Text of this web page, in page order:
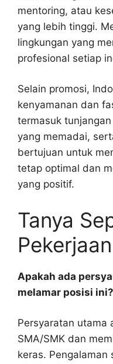
mentoring, atau
yang lebih tinggi.
lingkungan yang
profesional setiap
Selain promosi,
kenyamanan dan
termasuk
yang memadai,
bertujuan untuk
tetap optimal dan
yang positif.
Tanya
Pekerjaan
Apakah ada
melamar posisi ini?
Persyaratan utama
SMA/SMK dan
keras. Pengalaman